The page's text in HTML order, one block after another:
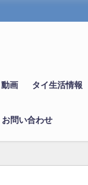
動画 タイ生活情報
お問い合わせ